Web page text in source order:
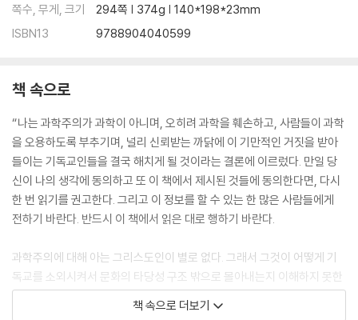
화로서 통합
신학이 과학의 문제들과 교류하는 다섯 가지 방법 / 전문가들과 맞서기 위
나가는 글 / 마지막 한 가지 호소
용어 설명
참고 문헌
쪽수, 무게, 크기
294쪽 | 374g | 140*198*23mm
ISBN13
9788904040599
책 속으로
“나는 과학주의가 과학이 아니며, 오히려 과학을 훼손하고, 사람들이 과학
을 오용하도록 부추기며, 널리 신뢰받는 까닭에 이 기만적인 거짓을 받아
들이는 기독교인들을 결국 해치게 될 것이라는 결론에 이르렀다. 만일 당
신이 나의 생각에 동의하고 또 이 책에서 제시된 것들에 동의한다면, 다시
한 번 읽기를 권고한다. 그리고 이 정보를 할 수 있는 한 많은 사람들에게
전하기 바란다. 반드시 이 책에서 읽은 대로 행하기 바란다.
과학주의에 대해 아는 그리스도인이 별로 없다. 그래서 그것이 어떻게 기
독교를 소외시켜서 문화의 타당성 구조 밖으로 몰아내는지 이해하지 못한
다. 그리고 바나 그룹을 비롯한 여론 조사 기관들의 통계를 보면, 과학주의
가 우리 자녀들을 기록적인 수치로 믿음에서 떠나게 만들고 있음을 알 수
책 속으로 더보기